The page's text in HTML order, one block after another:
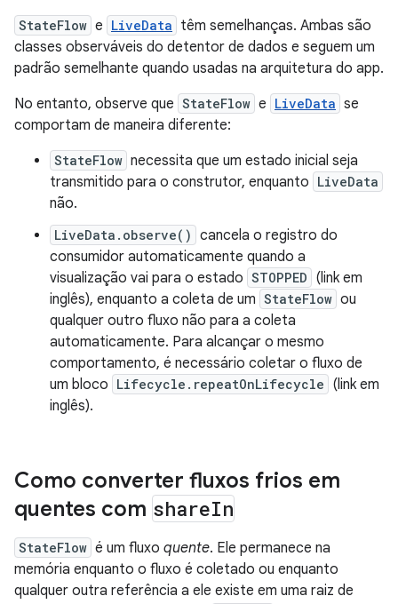
StateFlow e LiveData têm semelhanças. Ambas são
classes observáveis do detentor de dados e seguem um
padrão semelhante quando usadas na arquitetura do app.
No entanto, observe que StateFlow e LiveData se
comportam de maneira diferente:
StateFlow necessita que um estado inicial seja
transmitido para o construtor, enquanto LiveData
não.
LiveData.observe() cancela o registro do
consumidor automaticamente quando a
visualização vai para o estado STOPPED (link em
inglês), enquanto a coleta de um StateFlow ou
qualquer outro fluxo não para a coleta
automaticamente. Para alcançar o mesmo
comportamento, é necessário coletar o fluxo de
um bloco Lifecycle.repeatOnLifecycle (link em
inglês).
Como converter fluxos frios em
quentes com shareIn
StateFlow é um fluxo quente. Ele permanece na
memória enquanto o fluxo é coletado ou enquanto
qualquer outra referência a ele existe em uma raiz de